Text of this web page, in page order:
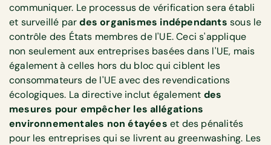
communiquer. Le processus de vérification sera établi
et surveillé pardes organismes indépendants sous le
contrôle des États membres de l'UE. Ceci s'applique
non seulement aux entreprises basées dans l'UE, mais
également à celles hors du bloc qui ciblent les
consommateurs de l'UE avec des revendications
écologiques. La directive inclut également des
mesures pour empêcher les allégations
environnementales non étayées et des pénalités
pour les entreprises qui se livrent au greenwashing. Les